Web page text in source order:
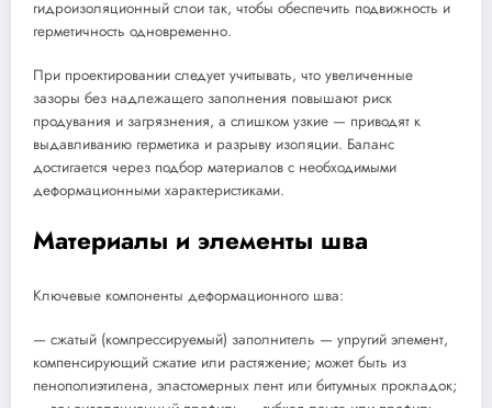
гидроизоляционный слои так, чтобы обеспечить подвижность и
герметичность одновременно.
При проектировании следует учитывать, что увеличенные
зазоры без надлежащего заполнения повышают риск
продувания и загрязнения, а слишком узкие — приводят к
выдавливанию герметика и разрыву изоляции. Баланс
достигается через подбор материалов с необходимыми
деформационными характеристиками.
Материалы и элементы шва
Ключевые компоненты деформационного шва:
— сжатый (компрессируемый) заполнитель — упругий элемент,
компенсирующий сжатие или растяжение; может быть из
пенополиэтилена, эластомерных лент или битумных прокладок;